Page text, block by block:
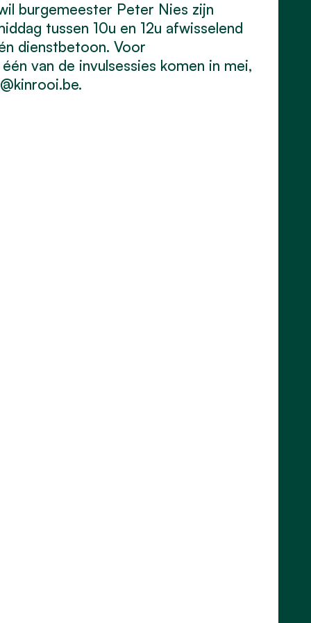
burgemeester Peter Nies zijn
tussen 10u en 12u afwisselend
dienstbetoon. Voor
van de invulsessies komen in mei,
.